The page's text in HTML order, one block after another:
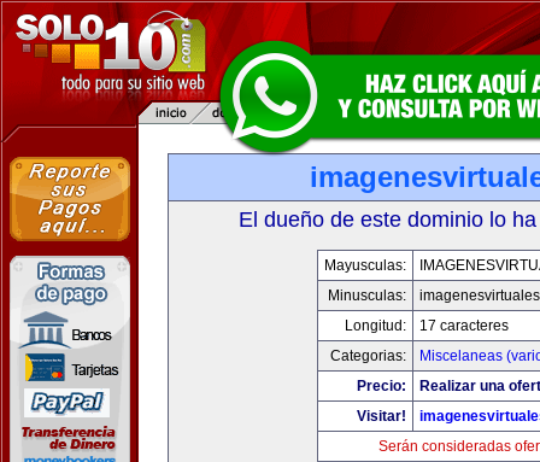
El dueño de este dominio lo
Mayusculas:
Minusculas:
Longitud:
17 caracteres
Categorias:
Miscelaneas
Precio:
Realizar una
Visitar!
Serán consideradas